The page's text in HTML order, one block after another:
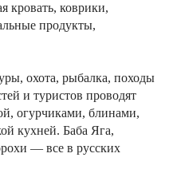
кровать, коврики,
продукты,
охота, рыбалка, походы
и туристов проводят
огурчиками, блинами,
кухней. Баба Яга,
— все в русских